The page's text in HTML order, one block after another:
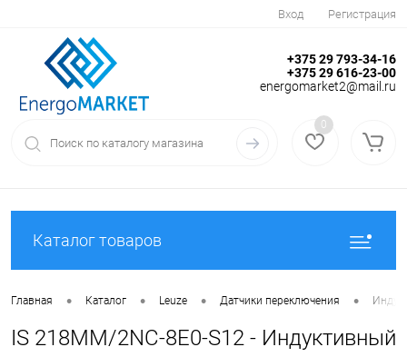
Вход Регистрация
+375 29 793-34-16
+375 29 616-23-00
energomarket2@mail.ru
0
Каталог товаров
Главная • Каталог • Leuze • Датчики переключения •
IS 218MM/2NC-8E0-S12 - Индуктивный